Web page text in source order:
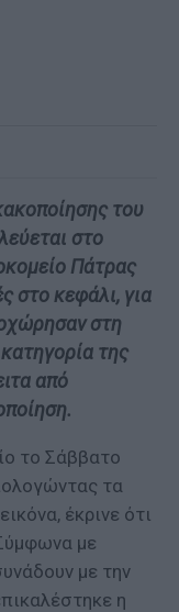
του
στο
Πάτρας
στο κεφάλι, για
στη
της
από
το Σάββατο
τα
έκρινε ότι
με
με την
η